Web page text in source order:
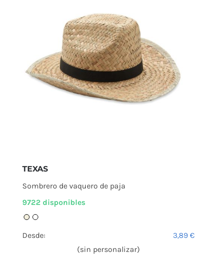
TEXAS
Sombrero de vaquero de paja
9722 disponibles
Desde: 3,89€
(sin personalizar)